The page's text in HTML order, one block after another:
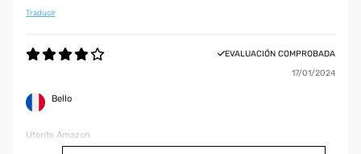
Traducir
EVALUACIÓN COMPROBADA
17/01/2024
Bello
Utente Amazon